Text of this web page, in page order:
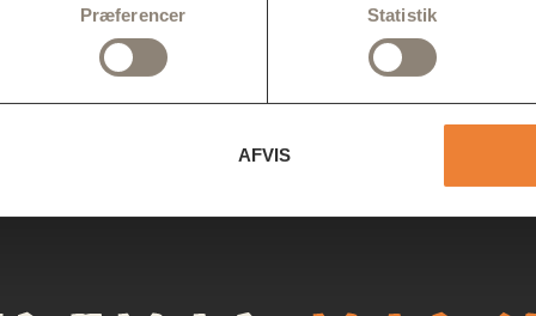
Præferencer Statistik
AFVIS